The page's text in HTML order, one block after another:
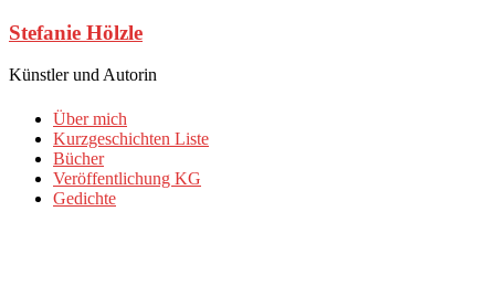
Zum
springen
Stefanie Hölzle
Künstler und Autorin
Über mich
Kurzgeschichten Liste
Bücher
Veröffentlichung KG
Gedichte